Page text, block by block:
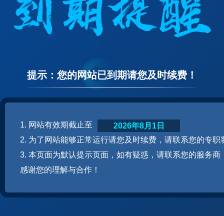
提示：您的网站已到期请您及时续费！
1. 网站有效期截止至
2. 为了网站能够正常运行请您及时续费，请联系您的专职
3. 本页面为默认提示页面，如有疑惑，请联系您的服务商
感谢您的理解与合作！
2026年8月1日